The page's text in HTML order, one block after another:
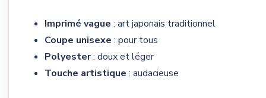
Imprimé vague : art japonais traditionnel
Coupe unisexe : pour tous
Polyester: doux et léger
Touche artistique : audacieuse